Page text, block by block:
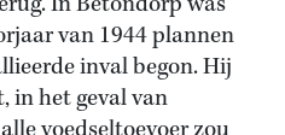
van 1944 plannen
inval begon. Hij
in het geval van